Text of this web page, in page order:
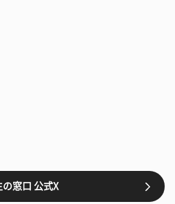
の窓口 公式X